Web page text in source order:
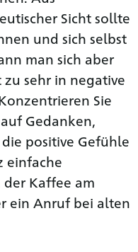
Sicht sollte
und sich selbst
man sich aber
sehr in negative
Sie
Gedanken,
positive Gefühle
einfache
Kaffee am
ein Anruf bei alten